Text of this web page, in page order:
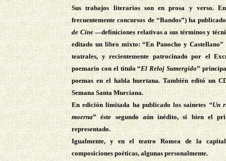
Sus trabajos literarios son en prosa y verso.
frecuentemente concursos de “Bandos”) ha
de Cine—definiciones relativas a sus términos y
editado un libro mixto: “En Panocho y Castellano”
teatrales, y recientemente patrocinado por el
poemario con el título “El Reloj Sumergido”
poemas en el habla huertana.También editó un
Semana Santa Murciana.
En edición limitada ha publicado los sainetes“Un
moerna” éste segundo aún inédito, si bien el
representado.
Igualmente, y en el teatro Romea de la
composiciones poéticas, algunas personalmente.